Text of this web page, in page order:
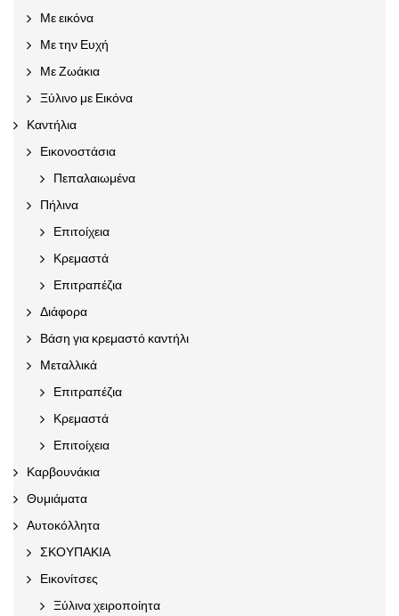
Με εικόνα
Με την Ευχή
Με Ζωάκια
Ξύλινο με Εικόνα
Καντήλια
Εικονοστάσια
Πεπαλαιωμένα
Πήλινα
Επιτοίχεια
Κρεμαστά
Επιτραπέζια
Διάφορα
Βάση για κρεμαστό καντήλι
Μεταλλικά
Επιτραπέζια
Κρεμαστά
Επιτοίχεια
Καρβουνάκια
Θυμιάματα
Αυτοκόλλητα
ΣΚΟΥΠΑΚΙΑ
Εικονίτσες
Ξύλινα χειροποίητα